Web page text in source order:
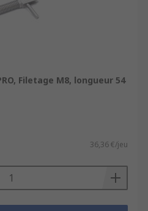
Filetage M8, longueur 54
36,36 €/jeu